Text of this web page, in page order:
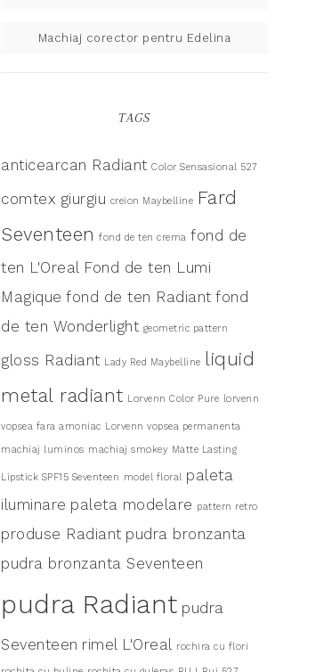
Machiaj corector pentru Edelina
TAGS
anticearcan Radiant Color Sensasional 527
comtex giurgiu creion Maybelline Fard
Seventeen fond de ten crema fond de
ten L'Oreal Fond de ten Lumi
Magique fond de ten Radiant fond
de ten Wonderlight geometric pattern
gloss Radiant Lady Red Maybelline
liquid
metal radiant Lorvenn Color Pure lorvenn
vopsea fara amoniac Lorvenn vopsea permanenta
machiaj luminos machiaj smokey Matte Lasting
Lipstick SPF15 Seventeen model floral paleta
iluminare paleta modelare pattern retro
produse Radiant pudra bronzanta
pudra bronzanta Seventeen
pudra Radiant pudra
Seventeen rimel L'Oreal rochira cu flori